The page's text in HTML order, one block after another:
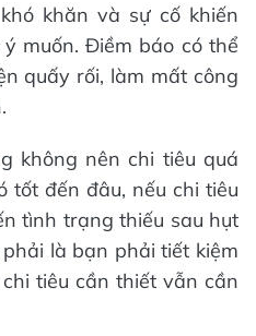
khăn và sự cố khiến
muốn. Điềm báo có thể
quấy rối, làm mất công
không nên chi tiêu quá
tốt đến đâu, nếu chi tiêu
tình trạng thiếu sau hụt
là bạn phải tiết kiệm
tiêu cần thiết vẫn cần